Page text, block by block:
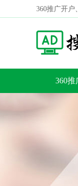
360推广开户
360推
司靠谱吗？